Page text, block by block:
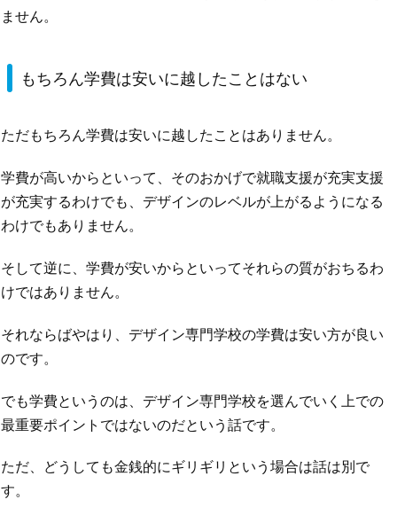
ません。
もちろん学費は安いに越したことはない
ただもちろん学費は安いに越したことはありません。
学費が高いからといって、そのおかげで就職支援が充実支援
が充実するわけでも、デザインのレベルが上がるようになる
わけでもありません。
そして逆に、学費が安いからといってそれらの質がおちるわ
けではありません。
それならばやはり、デザイン専門学校の学費は安い方が良い
のです。
でも学費というのは、デザイン専門学校を選んでいく上での
最重要ポイントではないのだという話です。
ただ、どうしても金銭的にギリギリという場合は話は別で
す。